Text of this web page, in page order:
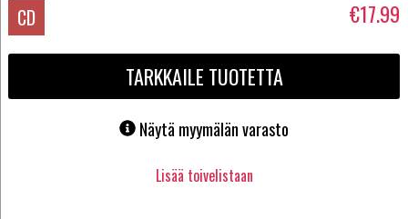
CD €17.99
TARKKAILE TUOTETTA
Näytä myymälän varasto
Lisää toivelistaan